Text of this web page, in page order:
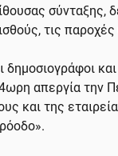
σύνταξης,
τις
δημοσιογράφοι
απεργία την
και της